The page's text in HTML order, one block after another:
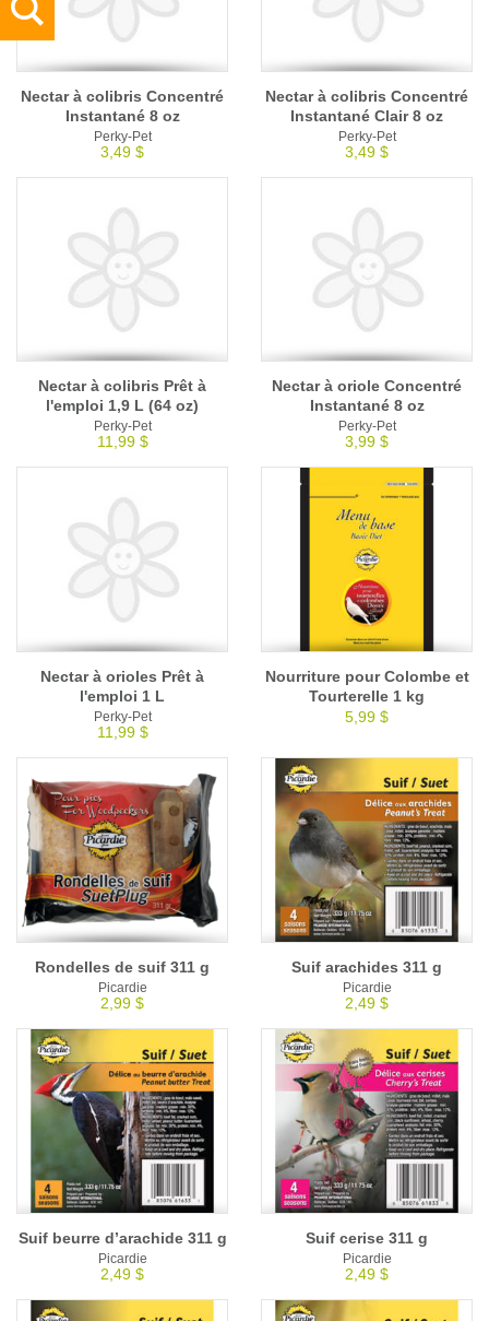
Nectar à colibris Concentré
Instantané 8 oz
Perky-Pet
3,49 $
Nectar à colibris Concentré
Instantané Clair 8 oz
Perky-Pet
3,49 $
Nectar à colibris Prêt à
l'emploi 1,9 L (64 oz)
Perky-Pet
11,99 $
Nectar à oriole Concentré
Instantané 8 oz
Perky-Pet
3,99 $
Nectar à orioles Prêt à
l'emploi 1 L
Perky-Pet
11,99 $
Nourriture pour Colombe et
Tourterelle 1 kg
5,99 $
Rondelles de suif 311 g
Picardie
2,99 $
Suif arachides 311 g
Picardie
2,49 $
Suif beurre d’arachide 311 g
Picardie
2,49 $
Suif cerise 311 g
Picardie
2,49 $